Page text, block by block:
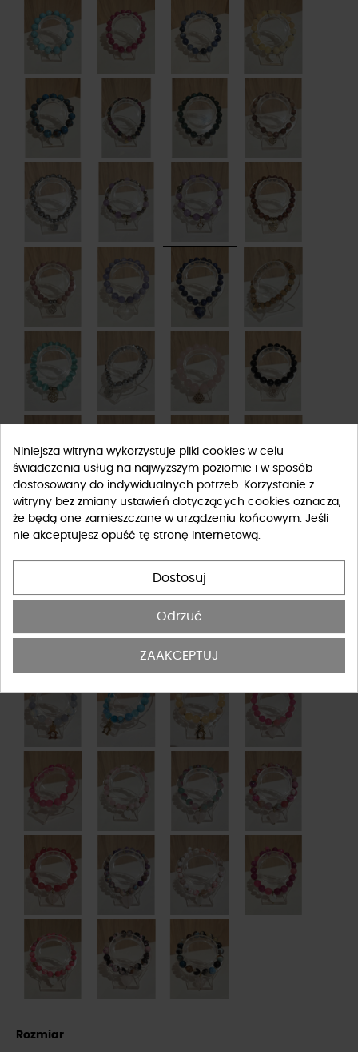
Rozmiar
Niniejsza witryna wykorzystuje pliki cookies w celu
świadczenia usług na najwyższym poziomie i w sposób
dostosowany do indywidualnych potrzeb. Korzystanie z
witryny bez zmiany ustawień dotyczących cookies oznacza,
że będą one zamieszczane w urządzeniu końcowym. Jeśli
nie akceptujesz opuść tę stronę internetową.
Dostosuj
Odrzuć
ZAAKCEPTUJ